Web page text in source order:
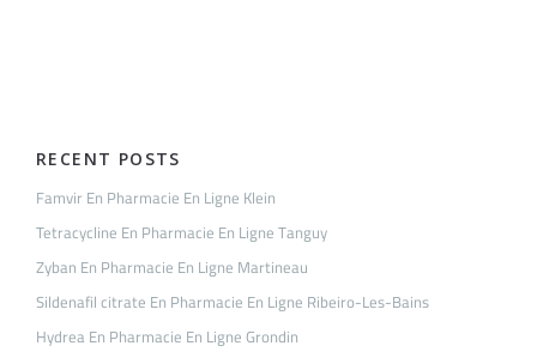
RECENT POSTS
Famvir En Pharmacie En Ligne Klein
Tetracycline En Pharmacie En Ligne Tanguy
Zyban En Pharmacie En Ligne Martineau
Sildenafil citrate En Pharmacie En Ligne Ribeiro-Les-Bains
Hydrea En Pharmacie En Ligne Grondin